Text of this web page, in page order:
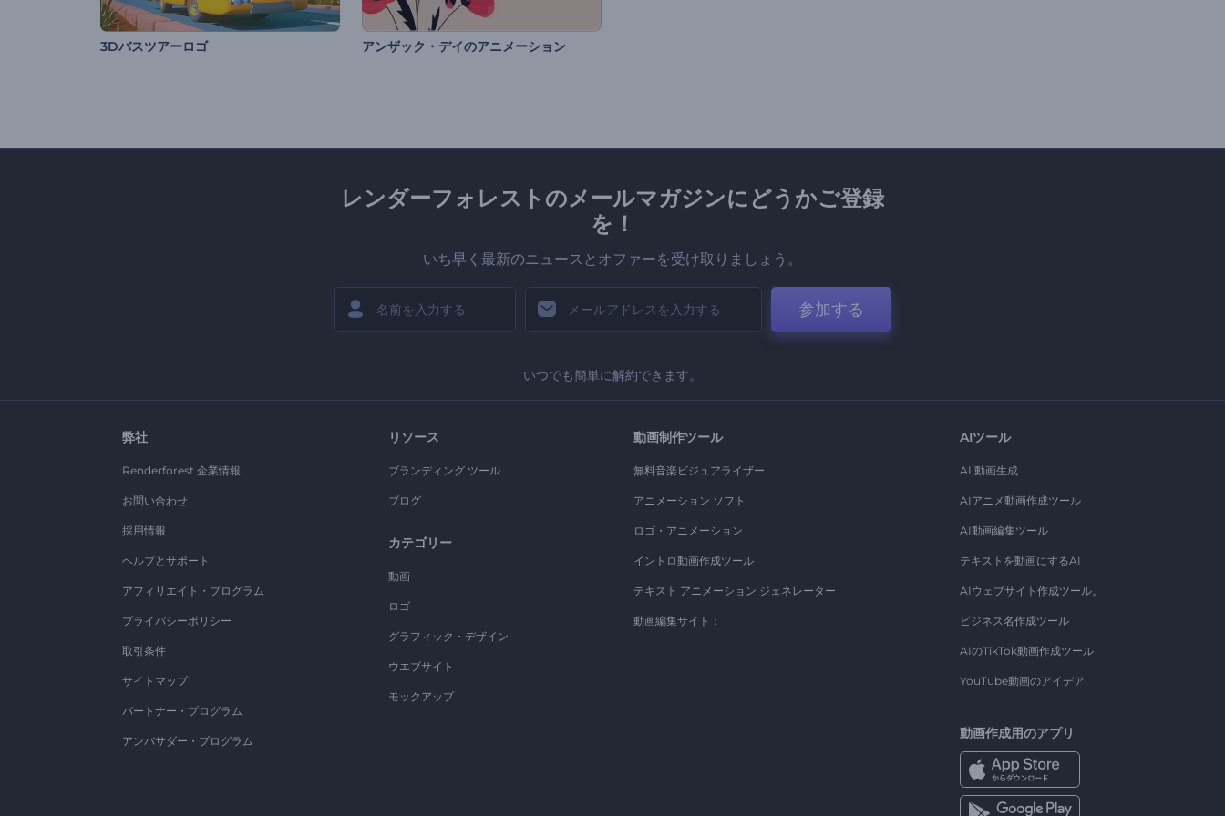
3Dバスツアーロゴ アンザック・デイのアニメーション
レンダーフォレストのメールマガジンにどうかご登録
を！
いち早く最新のニュースとオファーを受け取りましょう。
参加する
いつでも簡単に解約できます。
弊社
Renderforest 企業情報
お問い合わせ
採用情報
ヘルプとサポート
アフィリエイト・プログラム
プライバシーポリシー
取引条件
サイトマップ
パートナー・プログラム
アンバサダー・プログラム
リソース
ブランディング ツール
ブログ
カテゴリー
動画
ロゴ
グラフィック・デザイン
ウエブサイト
モックアップ
動画制作ツール
無料音楽ビジュアライザー
アニメーション ソフト
ロゴ・アニメーション
イントロ動画作成ツール
テキスト アニメーション ジェネレーター
動画編集サイト：
AIツール
AI 動画生成
AIアニメ動画作成ツール
AI動画編集ツール
テキストを動画にするAI
AIウェブサイト作成ツール。
ビジネス名作成ツール
AIのTikTok動画作成ツール
YouTube動画のアイデア
動画作成用のアプリ